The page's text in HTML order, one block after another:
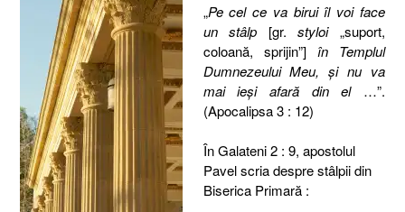
„Pe cel ce va birui îl voi face
un stâlp [gr.styloi„suport,
coloană, sprijin”] în Templul
Dumnezeului Meu, şi nu va
mai ieşi afară din el…”.
(Apocalipsa 3 : 12)
În Galateni 2 : 9, apostolul
Pavel scria despre stâlpii din
Biserica Primară :